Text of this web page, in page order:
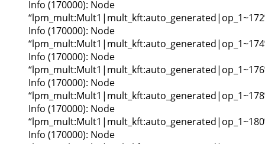
Info (170000): Node
Info (170000): Node
Info (170000): Node
Info (170000): Node
Info (170000): Node
Info (170000): Node